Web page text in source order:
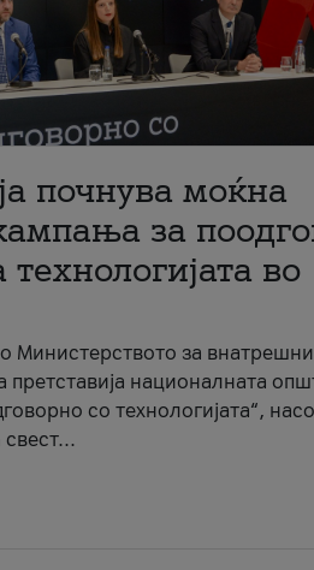
почнува моќна
за
во
Министерството за
претставија националната
со технологијата“,